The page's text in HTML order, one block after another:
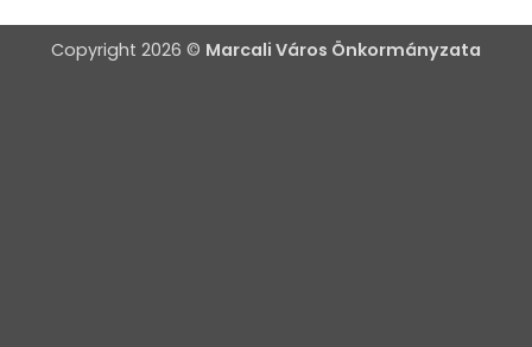
Copyright 2026 © Marcali Város Önkormányzata